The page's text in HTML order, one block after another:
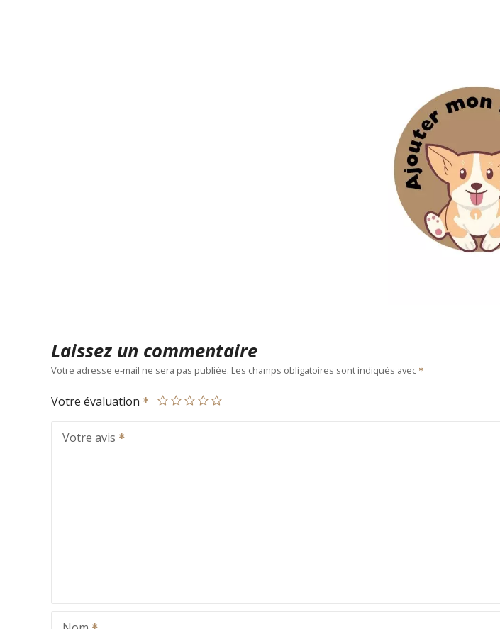
Laissez un commentaire
Votre adresse e-mail ne sera pas publiée. Les champs obligatoires sont indiqués avec
Votre évaluation
Votre avis